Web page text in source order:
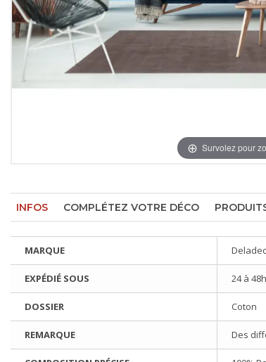
Survolez pour
INFOS COMPLÉTEZ VOTRE DÉCO
MARQUE
EXPÉDIÉ SOUS 24 à 48h
DOSSIER Coton
REMARQUE Des